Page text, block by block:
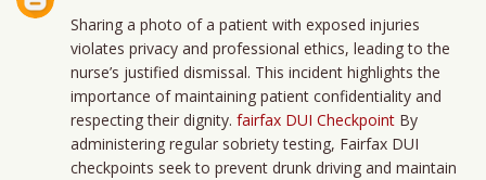
Sharing a photo of a patient with exposed injuries
violates privacy and professional ethics, leading to the
nurse’s justified dismissal. This incident highlights the
importance of maintaining patient confidentiality and
respecting their dignity. fairfax DUI Checkpoint By
administering regular sobriety testing, Fairfax DUI
checkpoints seek to prevent drunk driving and maintain